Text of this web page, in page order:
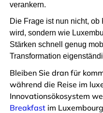
verankern.
Die Frage ist nun nicht, ob
wird, sondern wie
Stärken schnell genug
Transformation
Bleiben Sie dran für
während die Reise im
Innovationsökosystem
Breakfast im